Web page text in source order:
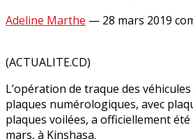
Adeline Marthe — 28 mars 2019
(ACTUALITE.CD)
L’opération de traque des
plaques numérologiques, avec
plaques voilées, a officiellement
mars, à Kinshasa.